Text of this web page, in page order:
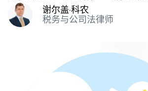
谢尔盖·科农
税务与公司法律师